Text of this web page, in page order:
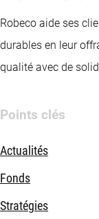
Robeco aide ses
durables en leur
qualité avec de
Points clés
Actualités
Fonds
Stratégies